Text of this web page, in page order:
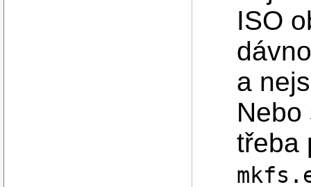
ISO
a
Nebo
třeba